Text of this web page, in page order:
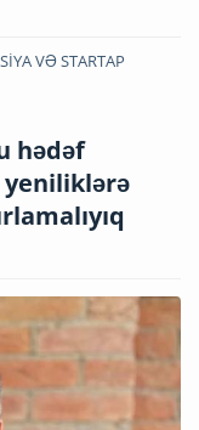
VƏ STARTAP
hədəf